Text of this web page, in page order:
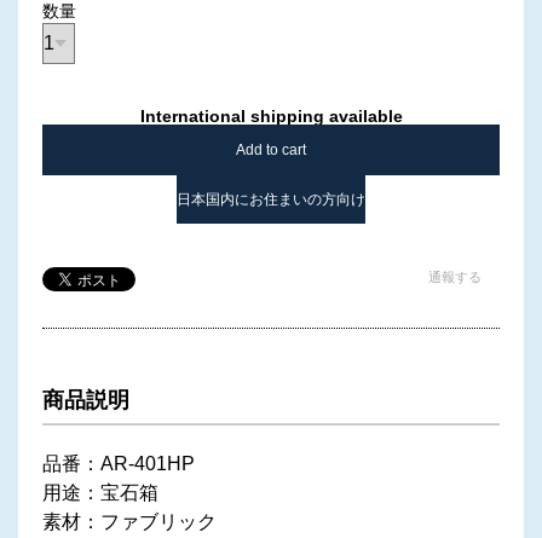
数量
International shipping available
Add to cart
日本国内にお住まいの方向け
通報する
商品説明
品番：AR-401HP
用途：宝石箱
素材：ファブリック